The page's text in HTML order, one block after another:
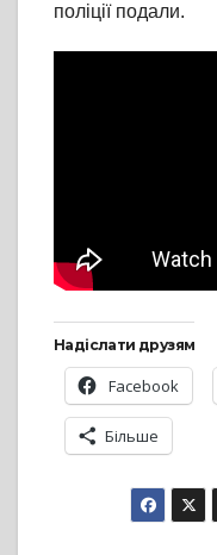
поліції подали.
Надіслати друзям
Facebook
Більше